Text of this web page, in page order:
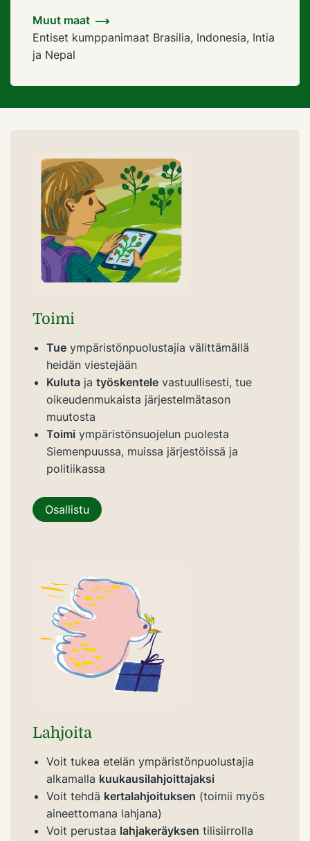
Muut maat
Entiset kumppanimaat Brasilia, Indonesia, Intia
ja Nepal
Toimi
Tue ympäristönpuolustajia välittämällä
heidän viestejään
Kuluta ja työskentele vastuullisesti, tue
oikeudenmukaista järjestelmätason
muutosta
Toimi ympäristönsuojelun puolesta
Siemenpuussa, muissa järjestöissä ja
politiikassa
Osallistu
Lahjoita
Voit tukea etelän ympäristönpuolustajia
alkamalla kuukausilahjoittajaksi
Voit tehdä kertalahjoituksen (toimii myös
aineettomana lahjana)
Voit perustaa lahjakeräyksen tilisiirrolla